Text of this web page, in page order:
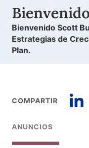
Bienvenido Scott
Estrategias de
Plan.
COMPARTIR
ANUNCIOS